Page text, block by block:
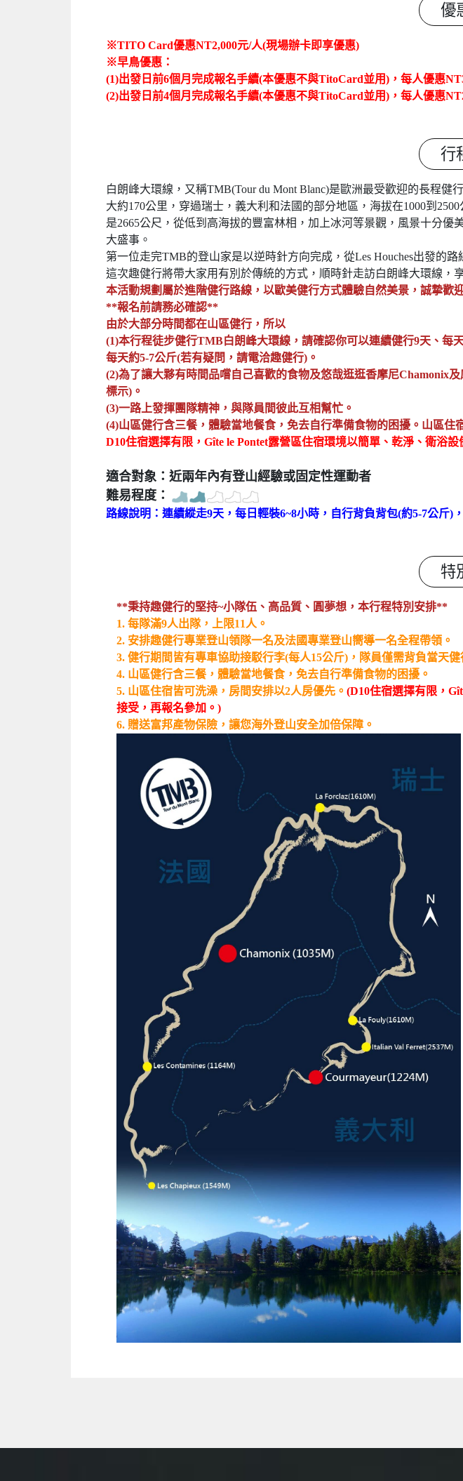
優
※TITO Card優惠NT2,000元/人(現場辦卡即享優惠)
※早鳥優惠：
(1)出發日前6個月完成報名手續(本優惠不與TitoCard並用)，每人優惠
(2)出發日前4個月完成報名手續(本優惠不與TitoCard並用)，每人優惠
行
白朗峰大環線，又稱TMB(Tour du Mont Blanc)是歐洲最受歡迎的長程
大約170公里，穿過瑞士，義大利和法國的部分地區，海拔在1000到
是2665公尺，從低到高海拔的豐富林相，加上冰河等景觀，風景十分
大盛事。
第一位走完TMB的登山家是以逆時針方向完成，從Les Houches出發的路
這次趣健行將帶大家用有別於傳統的方式，順時針走訪白朗峰大環線，
本活動規劃屬於進階健行路線，以歐美健行方式體驗自然美景，誠摯歡
**報名前請務必確認**
由於大部分時間都在山區健行，所以
(1)本行程徒步健行TMB白朗峰大環線，請確認你可以連續健行9天、每
每天約5-7公斤(若有疑問，請電洽趣健行)。
(2)為了讓大夥有時間品嚐自己喜歡的食物及悠哉逛逛香摩尼Chamonix
標示)。
(3)一路上發揮團隊精神，與隊員間彼此互相幫忙。
(4)山區健行含三餐，體驗當地餐食，免去自行準備食物的困擾。 山區住
D10住宿選擇有限，Gîte le Pontet露營區住宿環境以簡單、乾淨、衛浴
適合對象：近兩年內有登山經驗或固定性運動者
難易程度：
路線說明：連續縱走9天，每日輕裝6~8小時，自行背負背包(約5-7公斤)
特
**秉持趣健行的堅持~小隊伍、高品質、圓夢想，本行程特別安排**
1. 每隊滿9人出隊，上限11人。
2. 安排趣健行專業登山領隊一名及法國專業登山嚮導一名全程帶領。
3. 健行期間皆有專車協助接駁行李(每人15公斤)，隊員僅需背負當天健
4. 山區健行含三餐，體驗當地餐食，免去自行準備食物的困擾。
5. 山區住宿皆可洗澡，房間安排以2人房優先。 (D10住宿選擇有限，
接受，再報名參加。)
6. 贈送富邦產物保險，讓您海外登山安全加倍保障。